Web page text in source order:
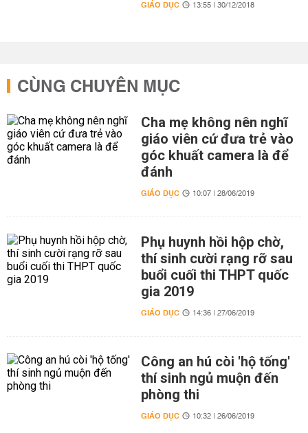
GIÁO DỤC 13:55 | 30/12/2018
CÙNG CHUYÊN MỤC
Cha mẹ không nên nghĩ
giáo viên cứ đưa trẻ vào
góc khuất camera là để
đánh
GIÁO DỤC 10:07 | 28/06/2019
Phụ huynh hồi hộp chờ,
thí sinh cười rạng rỡ sau
buổi cuối thi THPT quốc
gia 2019
GIÁO DỤC 14:36 | 27/06/2019
Công an hú còi 'hộ tống'
thí sinh ngủ muộn đến
phòng thi
GIÁO DỤC 10:32 | 26/06/2019